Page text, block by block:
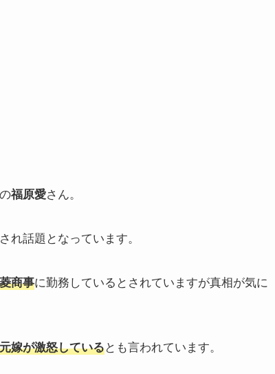
福原愛さん。
話題となっています。
商事に勤務しているとされていますが真相が気に
嫁が激怒しているとも言われています。